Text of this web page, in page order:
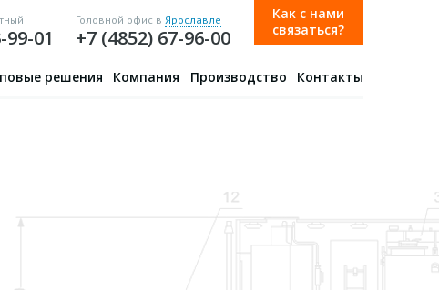
99-01
Головной офис в Ярославле
+7 (4852) 67-96-00
Как с нами
связаться?
решения Компания Производство Контакты